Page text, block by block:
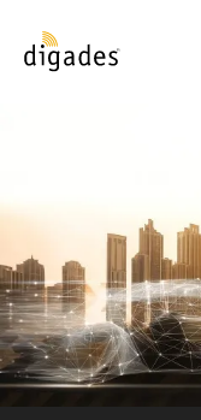
zum
Inhalt